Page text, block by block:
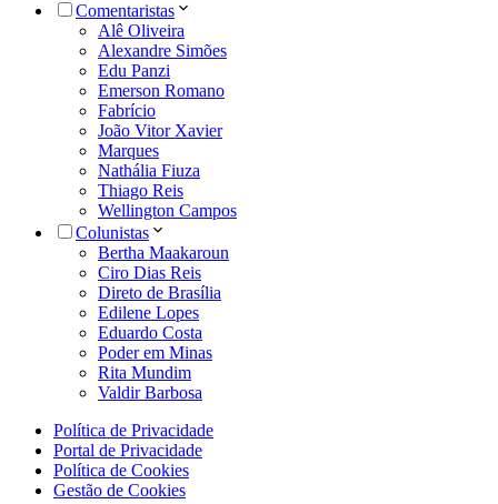
Comentaristas
Alê Oliveira
Alexandre Simões
Edu Panzi
Emerson Romano
Fabrício
João Vitor Xavier
Marques
Nathália Fiuza
Thiago Reis
Wellington Campos
Colunistas
Bertha Maakaroun
Ciro Dias Reis
Direto de Brasília
Edilene Lopes
Eduardo Costa
Poder em Minas
Rita Mundim
Valdir Barbosa
Política de Privacidade
Portal de Privacidade
Política de Cookies
Gestão de Cookies